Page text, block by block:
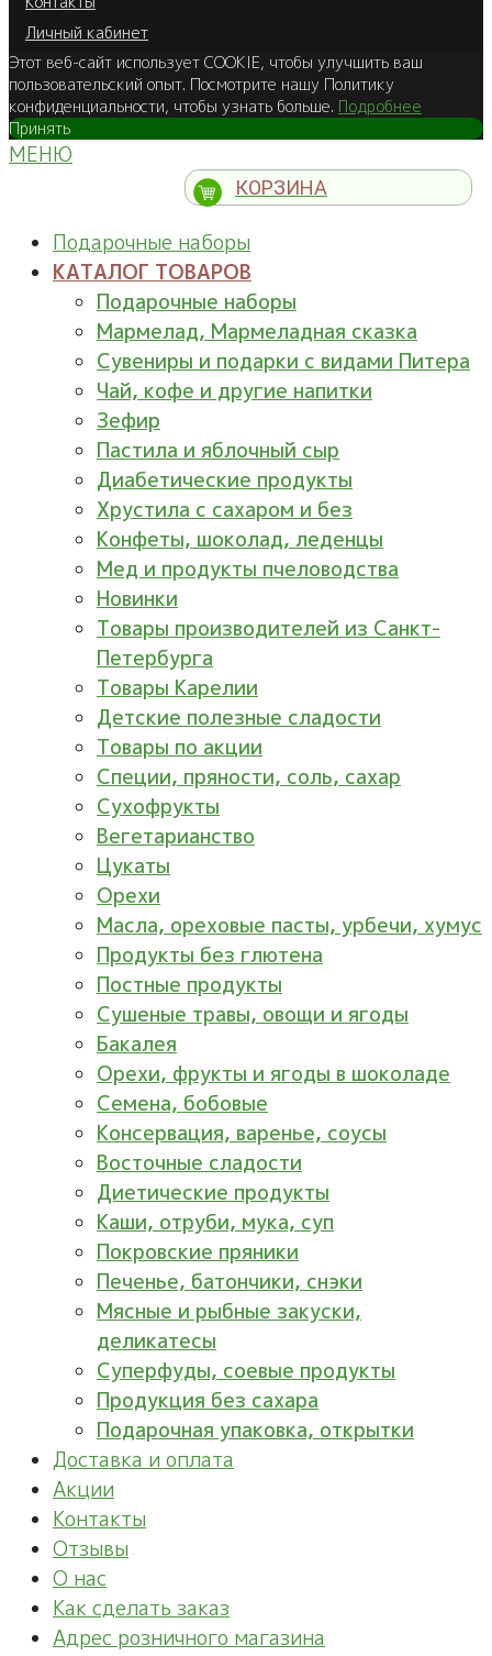
Личный кабинет
Этот веб-сайт использует COOKIE, чтобы улучшить ваш
пользовательский опыт. Посмотрите нашу Политику
конфиденциальности, чтобы узнать больше. Подробнее
Принять
МЕНЮ
КОРЗИНА
Подарочные наборы
КАТАЛОГ ТОВАРОВ
Подарочные наборы
Мармелад, Мармеладная сказка
Сувениры и подарки с видами Питера
Чай, кофе и другие напитки
Зефир
Пастила и яблочный сыр
Диабетические продукты
Хрустила с сахаром и без
Конфеты, шоколад, леденцы
Мед и продукты пчеловодства
Новинки
Товары производителей из Санкт-
Петербурга
Товары Карелии
Детские полезные сладости
Товары по акции
Специи, пряности, соль, сахар
Сухофрукты
Вегетарианство
Цукаты
Орехи
Масла, ореховые пасты, урбечи, хумус
Продукты без глютена
Постные продукты
Сушеные травы, овощи и ягоды
Бакалея
Орехи, фрукты и ягоды в шоколаде
Семена, бобовые
Консервация, варенье, соусы
Восточные сладости
Диетические продукты
Каши, отруби, мука, суп
Покровские пряники
Печенье, батончики, снэки
Мясные и рыбные закуски,
деликатесы
Суперфуды, соевые продукты
Продукция без сахара
Подарочная упаковка, открытки
Доставка и оплата
Акции
Контакты
Отзывы
О нас
Как сделать заказ
Адрес розничного магазина